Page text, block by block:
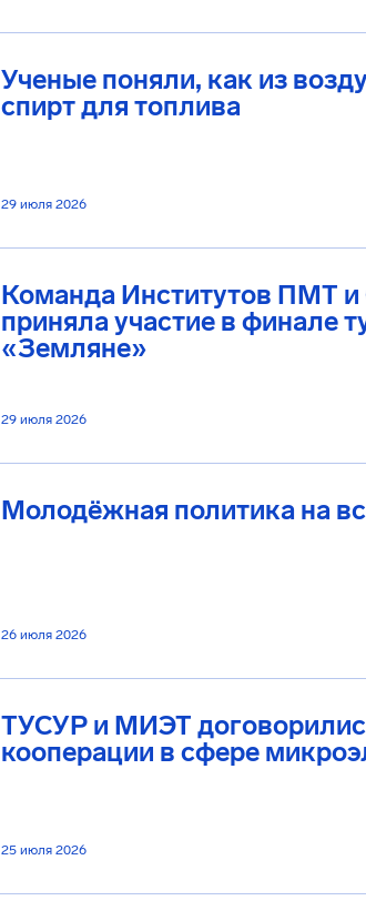
Ученые поняли, как из
спирт для топлива
29 июля 2026
Команда Институтов ПМТ
приняла участие в финале
«Земляне»
29 июля 2026
Молодёжная политика на
26 июля 2026
ТУСУР и МИЭТ
кооперации в сфере
25 июля 2026